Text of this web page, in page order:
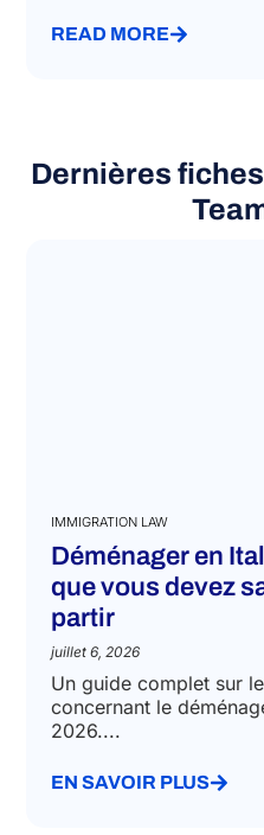
READ MORE
Dernières
IMMIGRATION LAW
Déménager en
que vous devez
partir
juillet 6, 2026
Un guide complet sur
concernant le
2026....
EN SAVOIR PLUS